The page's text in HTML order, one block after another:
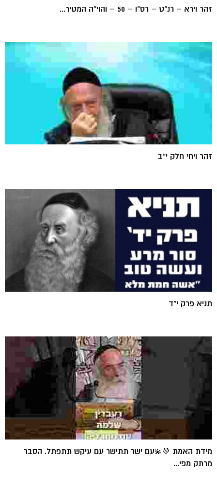
זהר וירא – רנ"ט – רס"ו – 50 – והוי"ה המטיר...
זהר ויחי חלק י"ב
תניא פרק י"ד
מידת האמת 💚💫עם ישר תתישר עם עיקש תתפתל. הסבר
מרתק מפי...